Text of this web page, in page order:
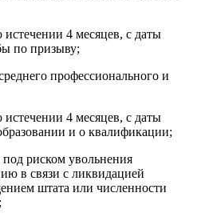
4 месяцев, с даты
по призыву;
профессионального и
4 месяцев, с даты
и о квалификации;
риском увольнения
в связи с ликвидацией
штата или численности